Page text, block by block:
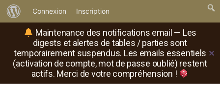
Maintenance des notifications email — Les
digests et alertes de tables / parties sont
temporairement suspendus. Les emails essentiels
(activation de compte, mot de passe oublié) restent
actifs. Merci de votre compréhension !
✕
propos
de
WordPress
Connexion Inscription